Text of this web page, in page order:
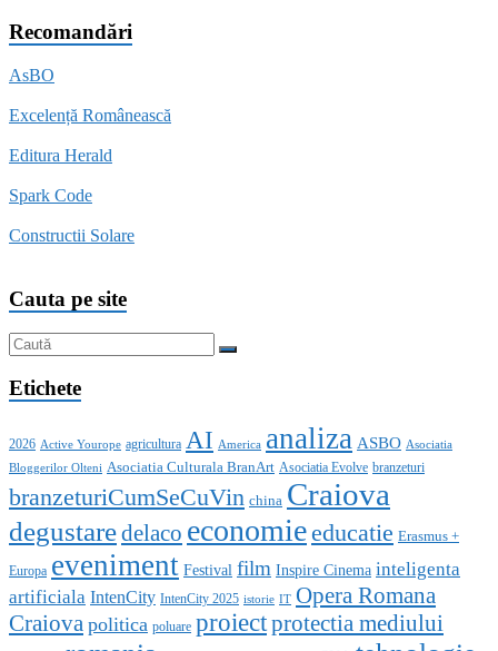
Recomandări
AsBO
Excelență Românească
Editura Herald
Spark Code
Constructii Solare
Cauta pe site
Etichete
2026 Active Yourope agricultura AI America analiza ASBO Asociatia
Bloggerilor Olteni Asociatia Culturala BranArt Asociatia Evolve branzeturi
branzeturiCumSeCuVin china Craiova
degustaredelaco economieeducatie Erasmus +
Europa eveniment Festival film Inspire Cinema inteligenta
artificiala IntenCity IntenCity 2025 istorie IT Opera Romana
Craiova politica poluare proiectprotectia mediului